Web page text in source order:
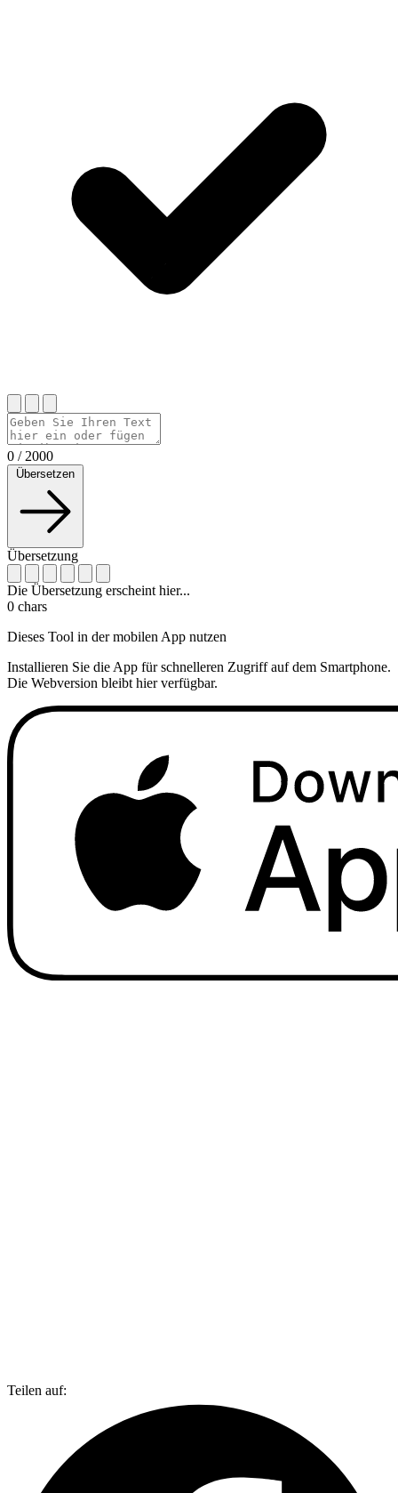
0 / 2000
Übersetzen
Übersetzung
Die Übersetzung erscheint hier...
0 chars
Dieses Tool in der mobilen App nutzen
Installieren Sie die App für schnelleren Zugriff auf dem Smartphone.
Die Webversion bleibt hier verfügbar.
Teilen auf: